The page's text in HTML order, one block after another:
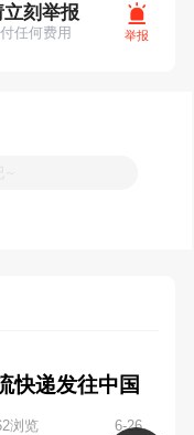
刻举报
任何费用 举报
快递发往中国
浏览 6-26